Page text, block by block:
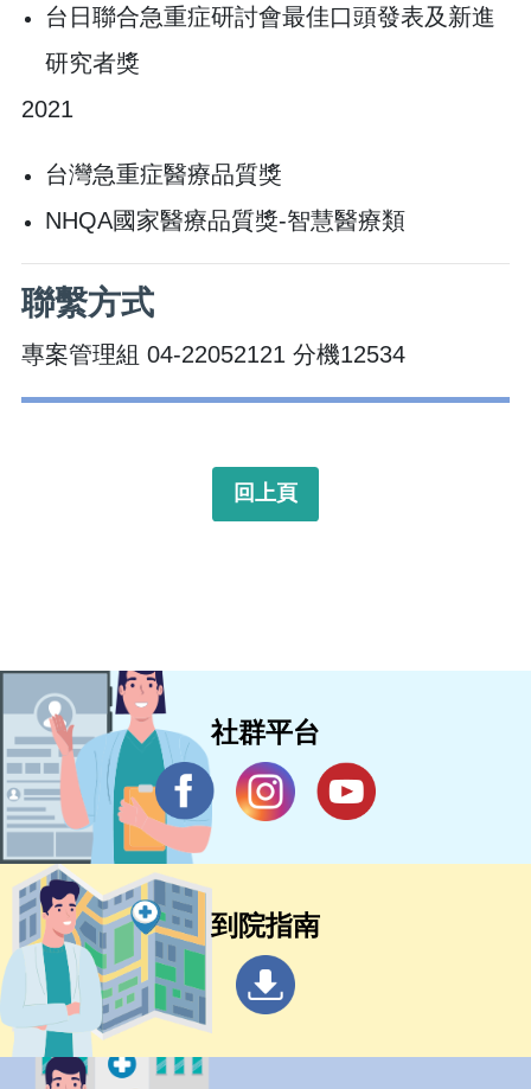
台日聯合急重症研討會最佳口頭發表及新進
研究者獎
2021
台灣急重症醫療品質獎
NHQA國家醫療品質獎-智慧醫療類
聯繫方式
專案管理組​ 04-22052121 分機12534
回上頁
社群平台
到院指南